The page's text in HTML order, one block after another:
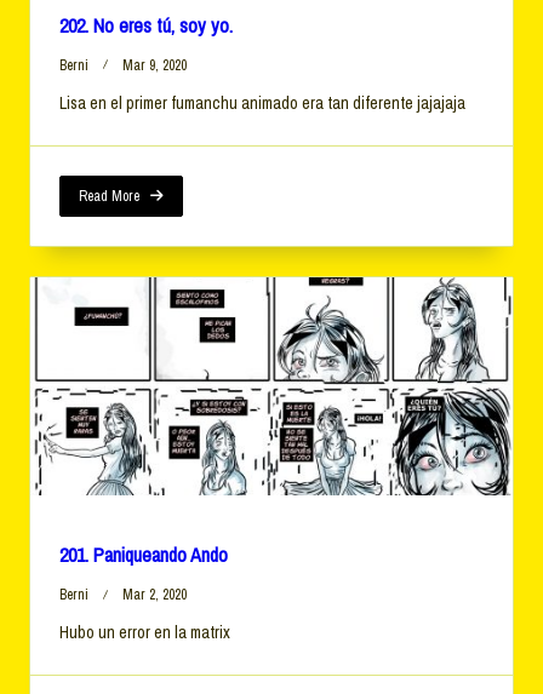
202. No eres tú, soy yo.
Berni Mar 9, 2020
Lisa en el primer fumanchu animado era tan diferente jajajaja
Read More
201. Paniqueando Ando
Berni Mar 2, 2020
Hubo un error en la matrix